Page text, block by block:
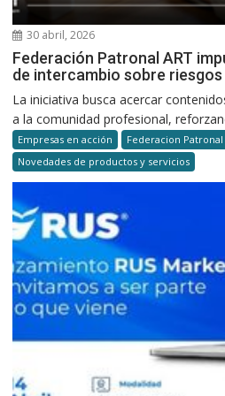
30 abril, 2026
Federación Patronal ART
de intercambio sobre
La iniciativa busca acercar
a la comunidad profesional,
Empresas en acción
Federacion Patronal
Novedades de productos y servicios